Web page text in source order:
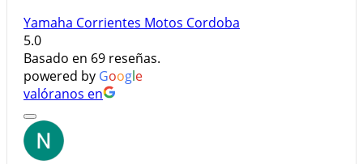
Yamaha Corrientes Motos Cordoba
5.0
Basado en 69 reseñas.
powered by Google
valóranos en